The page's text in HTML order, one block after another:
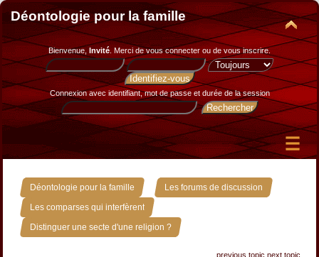
Déontologie pour la famille
Bienvenue, Invité. Merci devous connecter ou de vous inscrire.
Connexion avec identifiant, mot de passe et durée de la session
Déontologie pour la famille » Les forums de discussion »
Les comparses qui interfèrent »
Distinguer une secte d'une religion ?
previous topic next topic